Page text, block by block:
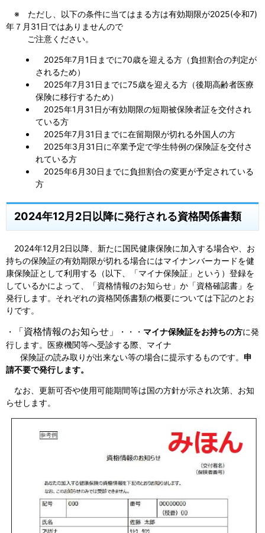
※ ただし、以下の条件に当てはまる方は有効期限が2025(令和7)
年７月31日ではありませんので
ご注意ください。
2025年7月1日までに70歳を迎える方（負担割合の判定が
されるため）
2025年7月31日までに75歳を迎える方（後期高齢者医療
保険に移行するため）
2025年1月31日が有効期限の短期被保険者証を交付され
ている方
2025年7月31日までに在留期限が切れる外国人の方
2025年3月31日に卒業予定で学生特例の保険証を交付さ
れている方
2025年6月30日までに負担割合の変更が予定されている
方
2024年12月2日以降に発行される資格関係書類
2024年12月2日以降、新たに国民健康保険に加入する場合や、お
持ちの保険証の有効期限が切れる場合にはマイナンバーカードを健
康保険証として利用する（以下、「マイナ保険証」という）登録を
しているかによって、「資格情報のお知らせ」か「資格確認書」を
発行します。それぞれの資格関係書類の概要については下記のとお
りです。
・ 「資格情報のお知らせ」 ・・・ マイナ保険証をお持ちの方に発
行します。医療機関等へ受診する際、マイナ
保険証の読み取りが出来ない等の場合に提示するものです。 申
請不要で発行します。
なお、更新可否や使用可能期間等は国の方針が示され次第、お知
らせします。